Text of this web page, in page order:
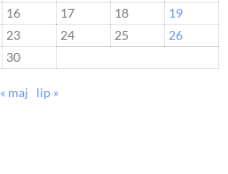
16 17 18
19
23 24 25
26
30
« maj lip »